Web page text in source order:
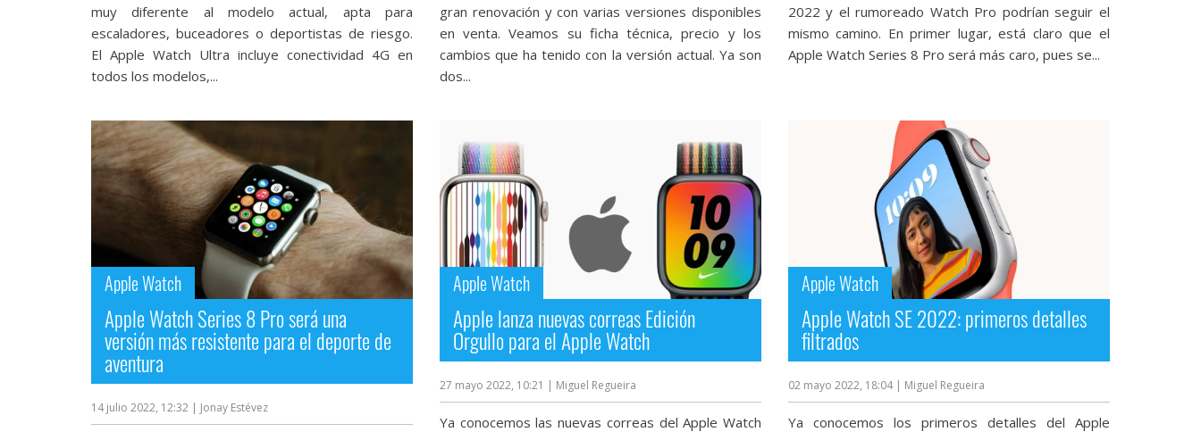
muy diferente al modelo actual, apta para
escaladores, buceadores o deportistas de riesgo.
El Apple Watch Ultra incluye conectividad 4G en
todos los modelos,...
gran renovación y con varias versiones disponibles
en venta. Veamos su ficha técnica, precio y los
cambios que ha tenido con la versión actual. Ya son
dos...
2022 y el rumoreado Watch Pro podrían seguir el
mismo camino. En primer lugar, está claro que el
Apple Watch Series 8 Pro será más caro, pues se...
Apple Watch
Apple Watch Series 8 Pro será una
versión más resistente para el deporte de
aventura
14 julio 2022, 12:32 | Jonay Estévez
Apple Watch
Apple lanza nuevas correas Edición
Orgullo para el Apple Watch
27 mayo 2022, 10:21 | Miguel Regueira
Ya conocemos las nuevas correas del Apple Watch
Apple Watch
Apple Watch SE 2022: primeros detalles
filtrados
02 mayo 2022, 18:04 | Miguel Regueira
Ya conocemos los primeros detalles del Apple